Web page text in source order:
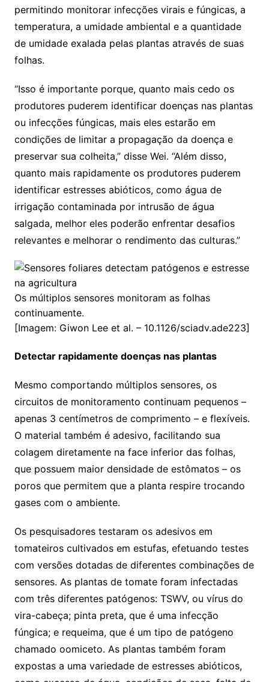
permitindo monitorar infecções virais e fúngicas, a
temperatura, a umidade ambiental e a quantidade
de umidade exalada pelas plantas através de suas
folhas.
“Isso é importante porque, quanto mais cedo os
produtores puderem identificar doenças nas plantas
ou infecções fúngicas, mais eles estarão em
condições de limitar a propagação da doença e
preservar sua colheita,” disse Wei. “Além disso,
quanto mais rapidamente os produtores puderem
identificar estresses abióticos, como água de
irrigação contaminada por intrusão de água
salgada, melhor eles poderão enfrentar desafios
relevantes e melhorar o rendimento das culturas.”
Os múltiplos sensores monitoram as folhas
continuamente.
[Imagem: Giwon Lee et al. – 10.1126/sciadv.ade223]
Detectar rapidamente doenças nas plantas
Mesmo comportando múltiplos sensores, os
circuitos de monitoramento continuam pequenos –
apenas 3 centímetros de comprimento – e flexíveis.
O material também é adesivo, facilitando sua
colagem diretamente na face inferior das folhas,
que possuem maior densidade de estômatos – os
poros que permitem que a planta respire trocando
gases com o ambiente.
Os pesquisadores testaram os adesivos em
tomateiros cultivados em estufas, efetuando testes
com versões dotadas de diferentes combinações de
sensores. As plantas de tomate foram infectadas
com três diferentes patógenos: TSWV, ou vírus do
vira-cabeça; pinta preta, que é uma infecção
fúngica; e requeima, que é um tipo de patógeno
chamado oomiceto. As plantas também foram
expostas a uma variedade de estresses abióticos,